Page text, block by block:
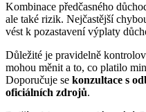
Kombinace předčasného
ale také rizik. Nejčastější
vést k pozastavení výplaty
Důležité je pravidelně
mohou měnit a to, co platilo
Doporučuje se konzultace s
oficiálních zdrojů.